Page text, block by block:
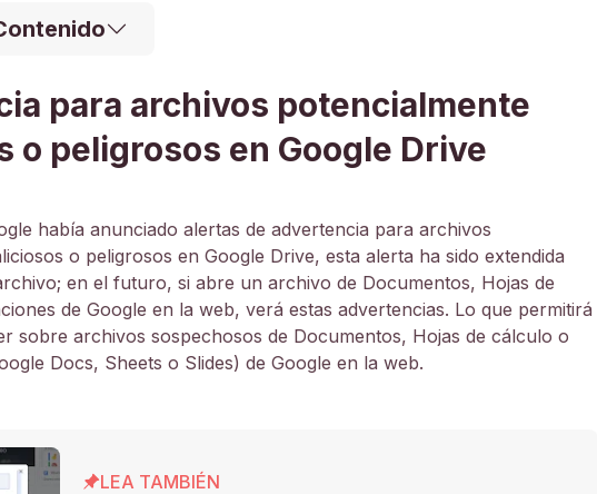
para archivos potencialmente
o peligrosos en Google Drive
había anunciado alertas de advertencia para archivos
o peligrosos en Google Drive, esta alerta ha sido extendida
en el futuro, si abre un archivo de Documentos, Hojas de
de Google en la web, verá estas advertencias. Lo que permitirá
sobre archivos sospechosos de Documentos, Hojas de cálculo o
Docs, Sheets o Slides) de Google en la web.
LEA TAMBIÉN